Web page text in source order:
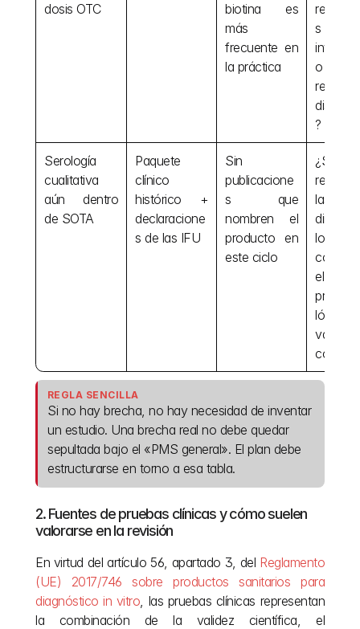
dosis OTC
biotina es
más
frecuente en
la práctica
s
o
?
Serología
cualitativa
aún dentro
de SOTA
Paquete
clínico
histórico +
declaracione
s de las IFU
Sin
publicacione
s que
nombren el
producto en
este ciclo
¿Siguen
las
los
el
corte?
REGLA SENCILLA
Si no hay brecha, no hay necesidad de inventar
un estudio. Una brecha real no debe quedar
sepultada bajo el «PMS general». El plan debe
estructurarse en torno a esa tabla.
2. Fuentes de pruebas clínicas y cómo suelen
valorarse en la revisión
En virtud del artículo 56, apartado 3, del Reglamento
(UE) 2017/746 sobre productos sanitarios para
diagnóstico in vitro, las pruebas clínicas representan
la combinación de la validez científica, el